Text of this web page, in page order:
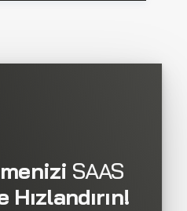
SAAS
Hızlandırın!